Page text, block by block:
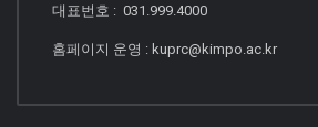
대표번호 : 031.999.4000
홈페이지 운영 : kuprc@kimpo.ac.kr